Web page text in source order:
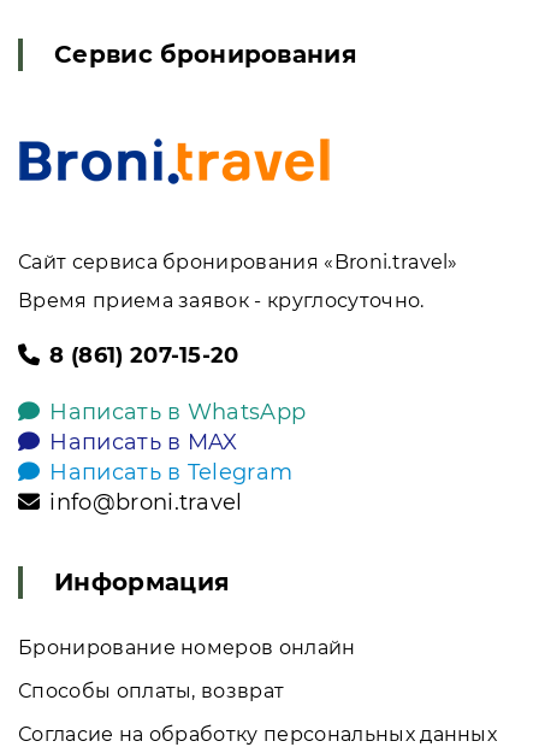
Сервис бронирования
Сайт сервиса бронирования «Broni.travel»
Время приема заявок - круглосуточно.
8 (861) 207-15-20
Написать в WhatsApp
Написать в MAX
Написать в Telegram
info@broni.travel
Информация
Бронирование номеров онлайн
Способы оплаты, возврат
Согласие на обработку персональных данных